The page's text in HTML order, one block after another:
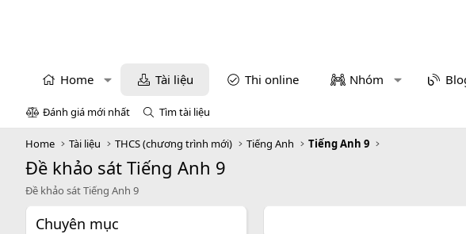
Home Tài liệu Thi online Nhóm
Đánh giá mới nhất Tìm tài liệu
Home Tài liệu THCS (chương trình mới) Tiếng Anh Tiếng Anh 9
Đề khảo sát Tiếng Anh 9
Đề khảo sát Tiếng Anh 9
Chuyên mục